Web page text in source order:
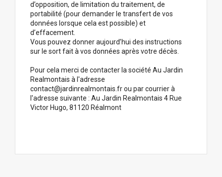
d’opposition, de limitation du traitement, de
portabilité (pour demander le transfert de vos
données lorsque cela est possible) et
d’effacement.
Vous pouvez donner aujourd’hui des instructions
sur le sort fait à vos données après votre décès.
Pour cela merci de contacter la société Au Jardin
Realmontais à l'adresse
contact@jardinrealmontais.fr ou par courrier à
l'adresse suivante : Au Jardin Realmontais 4 Rue
Victor Hugo, 81120 Réalmont